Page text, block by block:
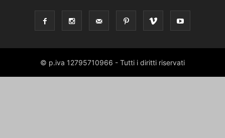
© p.iva 12795710966 - Tutti i diritti riservati